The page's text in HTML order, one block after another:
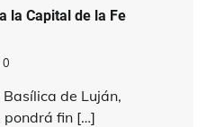
la Capital de la Fe
0
de Luján,
fin […]